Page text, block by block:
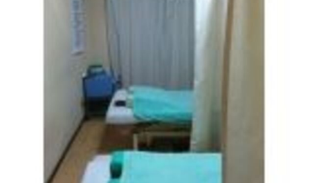
「健康にはりを見た」
0422560239